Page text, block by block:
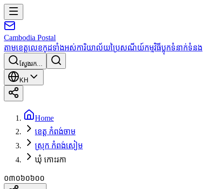
Cambodia Postal
តាមខេត្តលេខកូដទាំងអស់ការិយាល័យប្រៃសណីយ៍កម្មវិធីប្លុកទំនាក់ទំនង
ស្វែងរក...
KH
Home
ខេត្ត កំពង់ចាម
ស្រុក កំពង់សៀម
ឃុំ កោះរកា
០៣០៦០៦០០